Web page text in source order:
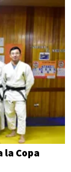
la Copa